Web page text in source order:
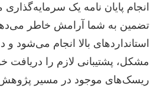
انجام پایان نامه یک
تضمین به شما آرامش خاطر
استانداردهای بالا انجام می‌شود
مشکل، پشتیبانی لازم را دریافت
ریسک‌های موجود در مسیر پژوهش